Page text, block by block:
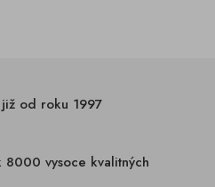
od roku 1997
8000 vysoce kvalitných